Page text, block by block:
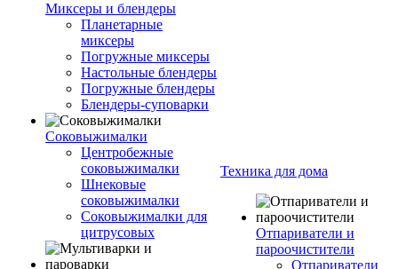
Миксеры и блендеры
Планетарные
миксеры
Погружные миксеры
Настольные блендеры
Погружные блендеры
Блендеры-суповарки
Соковыжималки
Центробежные
соковыжималки
Шнековые
соковыжималки
Соковыжималки для
цитрусовых
Техника для дома
Отпариватели и
пароочистители
Отпариватели